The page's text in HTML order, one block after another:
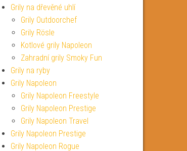
Grily na dřevěné uhlí
Grily Outdoorchef
Grily Rösle
Kotlové grily Napoleon
Zahradní grily Smoky Fun
Grily na ryby
Grily Napoleon
Grily Napoleon Freestyle
Grily Napoleon Prestige
Grily Napoleon Travel
Grily Napoleon Prestige
Grily Napoleon Rogue